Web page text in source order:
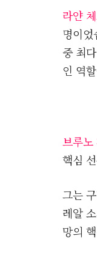
라얀
명이
중 최
인 역
브루노
핵심
그는
레알
망의